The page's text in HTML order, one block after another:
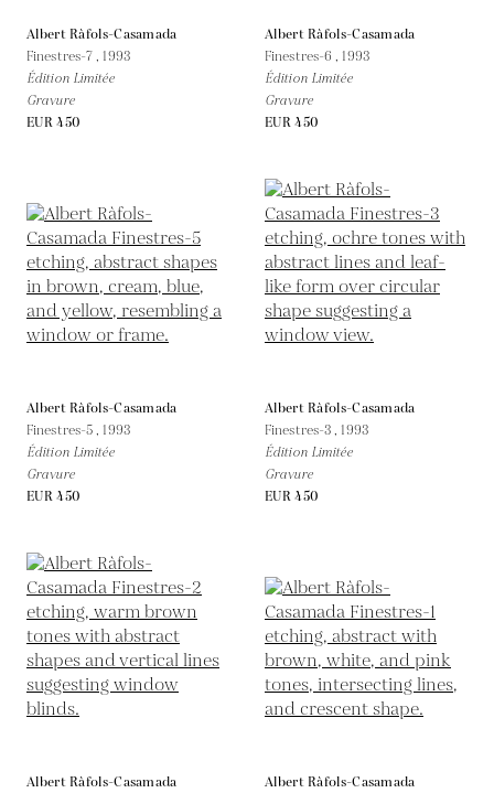
Albert Ràfols-Casamada
Finestres-7 ,1993
Édition Limitée
Gravure
EUR 450
Albert Ràfols-Casamada
Finestres-6 ,1993
Édition Limitée
Gravure
EUR 450
Albert Ràfols-Casamada
Finestres-5 ,1993
Édition Limitée
Gravure
EUR 450
Albert Ràfols-Casamada
Finestres-3 ,1993
Édition Limitée
Gravure
EUR 450
Albert Ràfols-Casamada
Albert Ràfols-Casamada